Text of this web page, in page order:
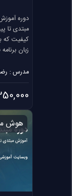
مبتدی تا
کیفیت که
زبان
مدرس :
1,350,000
هوش